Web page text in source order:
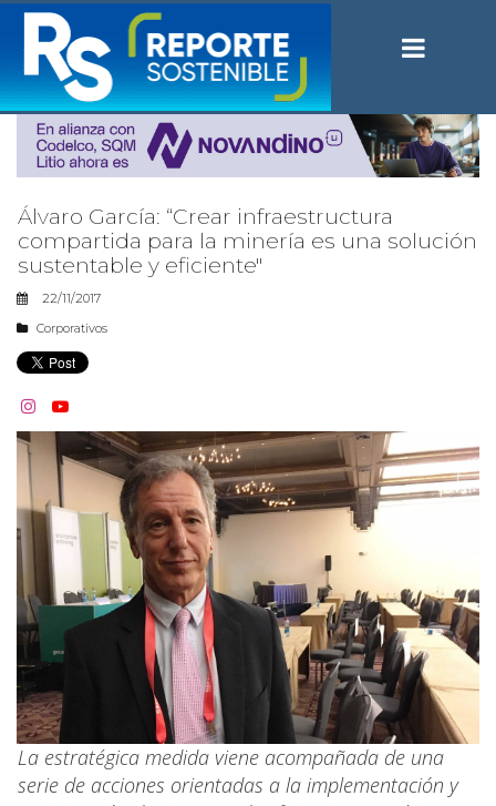
Álvaro García: “Crear infraestructura
compartida para la minería es una solución
sustentable y eficiente"
22/11/2017
Corporativos
 
La estratégica medida viene acompañada de una
serie de acciones orientadas a la implementación y